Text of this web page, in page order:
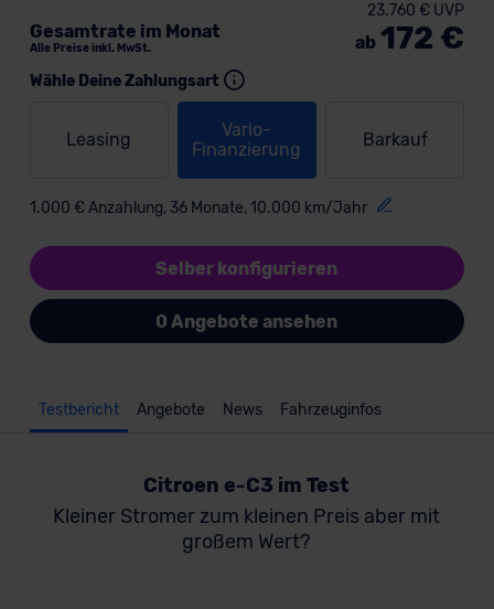
Wähle Deine Zahlungsart
Leasing
Vario-
Finanzierung
Barkauf
1.000 € Anzahlung, 36 Monate, 10.000 km/Jahr
Gesamtrate im Monat
Alle Preise inkl. MwSt.
23.760 € UVP
ab 172 €
Selber konfigurieren
0 Angebote ansehen
Testbericht Angebote News Fahrzeuginfos
Citroen e-C3 im Test
Kleiner Stromer zum kleinen Preis aber mit
großem Wert?